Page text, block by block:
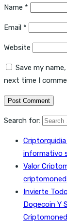
Name *
Email *
Website
Save my
next time I
Search for:
informativo
Valor
Invierte
Dogecoin Y